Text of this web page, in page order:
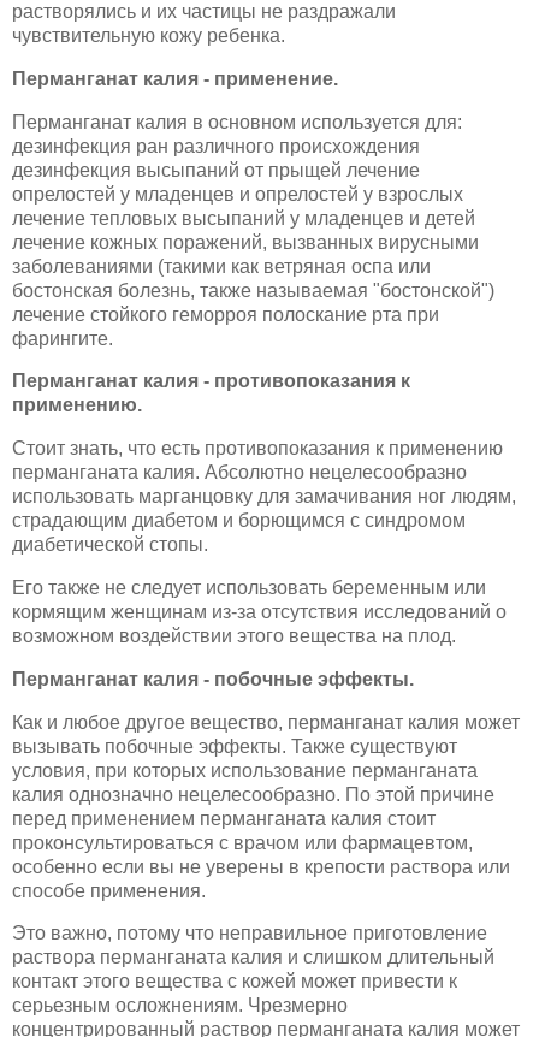
растворялись и их частицы не раздражали
чувствительную кожу ребенка.
Перманганат калия - применение.
Перманганат калия в основном используется для:
дезинфекция ран различного происхождения
дезинфекция высыпаний от прыщей лечение
опрелостей у младенцев и опрелостей у взрослых
лечение тепловых высыпаний у младенцев и детей
лечение кожных поражений, вызванных вирусными
заболеваниями (такими как ветряная оспа или
бостонская болезнь, также называемая "бостонской")
лечение стойкого геморроя полоскание рта при
фарингите.
Перманганат калия - противопоказания к
применению.
Стоит знать, что есть противопоказания к применению
перманганата калия. Абсолютно нецелесообразно
использовать марганцовку для замачивания ног людям,
страдающим диабетом и борющимся с синдромом
диабетической стопы.
Его также не следует использовать беременным или
кормящим женщинам из-за отсутствия исследований о
возможном воздействии этого вещества на плод.
Перманганат калия - побочные эффекты.
Как и любое другое вещество, перманганат калия может
вызывать побочные эффекты. Также существуют
условия, при которых использование перманганата
калия однозначно нецелесообразно. По этой причине
перед применением перманганата калия стоит
проконсультироваться с врачом или фармацевтом,
особенно если вы не уверены в крепости раствора или
способе применения.
Это важно, потому что неправильное приготовление
раствора перманганата калия и слишком длительный
контакт этого вещества с кожей может привести к
серьезным осложнениям. Чрезмерно
концентрированный раствор перманганата калия может